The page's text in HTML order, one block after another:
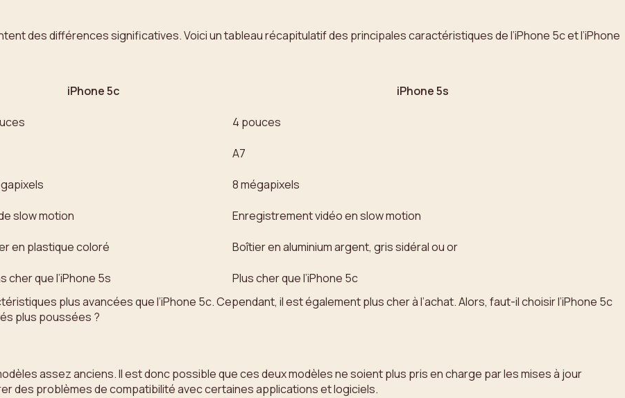
des différences significatives. Voici un tableau récapitulatif des principales caractéristiques de l’iPhone 5c et l’iPhone
iPhone 5c iPhone 5s
4 pouces
A7
8 mégapixels
slow motion Enregistrement vidéo en slow motion
en plastique coloré Boîtier en aluminium argent, gris sidéral ou or
cher que l’iPhone 5s
Plus cher que l’iPhone 5c
plus avancées que l’iPhone 5c. Cependant, il est également plus cher à l’achat. Alors, faut-il choisir l’iPhone 5c
plus poussées ?
assez anciens. Il est donc possible que ces deux modèles ne soient plus pris en charge par les mises à jour
des problèmes de compatibilité avec certaines applications et logiciels.